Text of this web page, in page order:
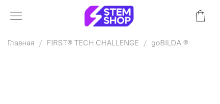
Главная FIRST® TECH CHALLENGE goBILDA ®